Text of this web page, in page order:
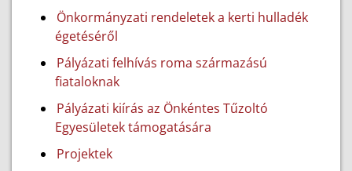
Önkormányzati rendeletek a kerti hulladék
égetéséről
Pályázati felhívás roma származású
fiataloknak
Pályázati kiírás az Önkéntes Tűzoltó
Egyesületek támogatására
Projektek